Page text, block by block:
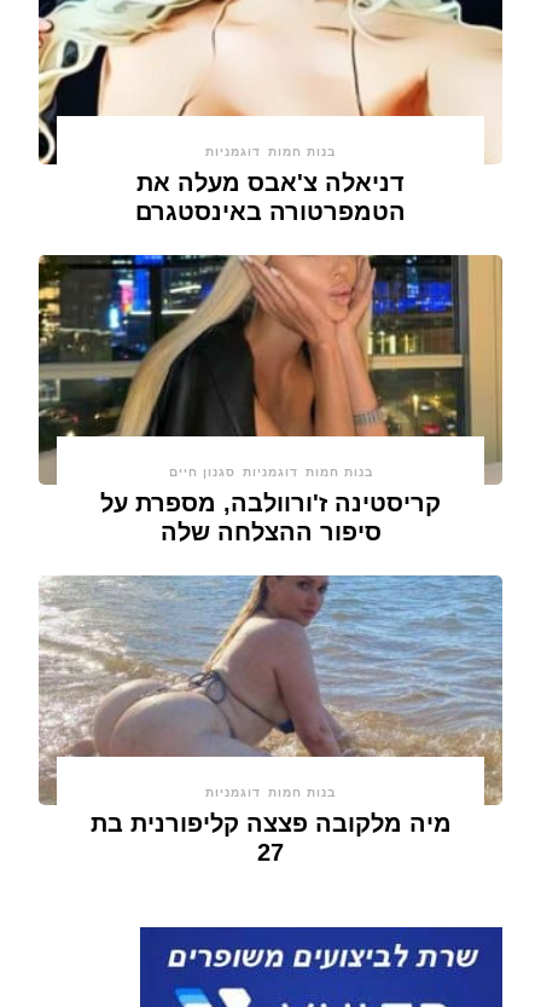
בנות חמות דוגמניות
דניאלה צ'אבס מעלה את
הטמפרטורה באינסטגרם
בנות חמות דוגמניות סגנון חיים
קריסטינה ז'ורוולבה, מספרת על
סיפור ההצלחה שלה
בנות חמות דוגמניות
מיה מלקובה פצצה קליפורנית בת
27